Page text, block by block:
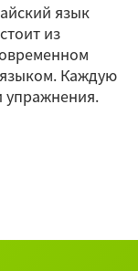
язык
из
Каждую
упражнения.